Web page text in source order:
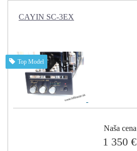
CAYIN SC-3EX
Naša cena
1 350 €
Top Model